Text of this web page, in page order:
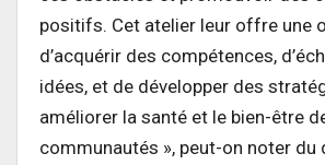
positifs. Cet atelier leur offre une
d’acquérir des compétences,
idées, et de développer des
améliorer la santé et le bien-être
communautés », peut-on noter du